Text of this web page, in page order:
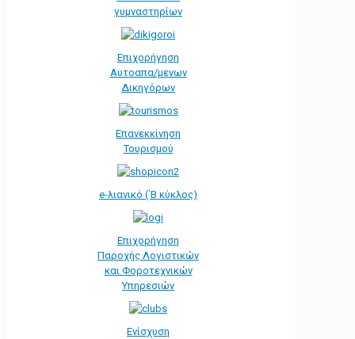
γυμναστηρίων
Επιχορήγηση
Αυτοαπα/μενων
Δικηγόρων
Επανεκκίνηση
Τουρισμού
e-λιανικό (΄Β κύκλος)
Επιχορήγηση
Παροχής Λογιστικών
και Φοροτεχνικών
Υπηρεσιών
Ενίσχυση